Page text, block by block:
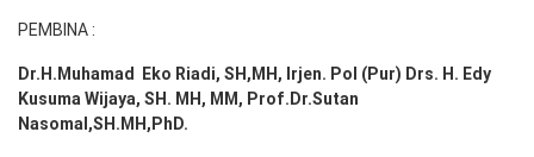
PEMBINA :
Dr.H.Muhamad Eko Riadi, SH,MH , Irjen. Pol (Pur) Drs. H. Edy
Kusuma Wijaya, SH. MH, MM, Prof. Dr.Sutan
Nasomal,SH.MH,PhD.